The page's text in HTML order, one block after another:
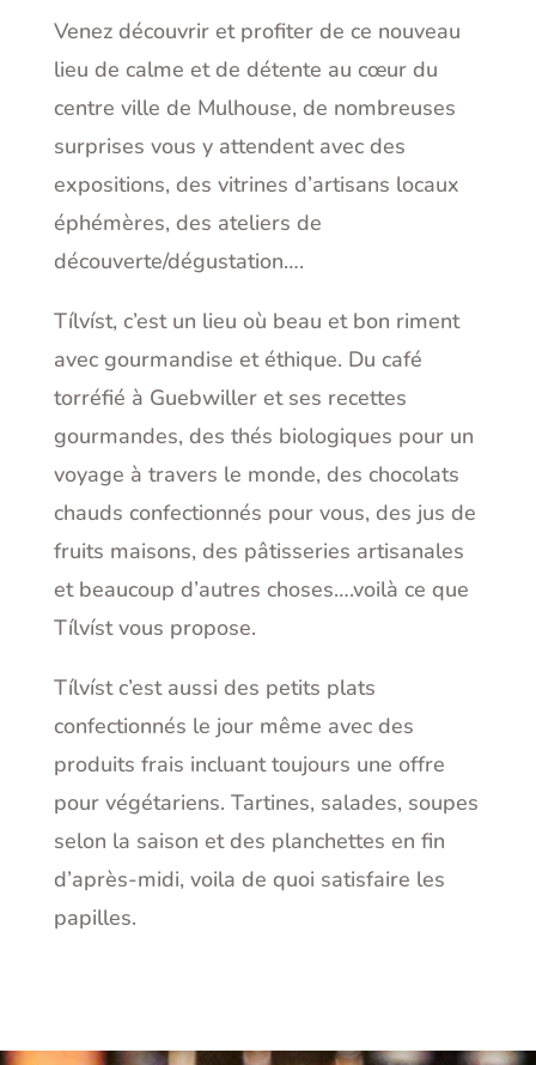
Venez découvrir et profiter de ce nouveau
lieu de calme et de détente au cœur du
centre ville de Mulhouse, de nombreuses
surprises vous y attendent avec des
expositions, des vitrines d’artisans locaux
éphémères, des ateliers de
découverte/dégustation….
Tílvíst, c’est un lieu où beau et bon riment
avec gourmandise et éthique. Du café
torréfié à Guebwiller et ses recettes
gourmandes, des thés biologiques pour un
voyage à travers le monde, des chocolats
chauds confectionnés pour vous, des jus de
fruits maisons, des pâtisseries artisanales
et beaucoup d’autres choses….voilà ce que
Tílvíst vous propose.
Tílvíst c’est aussi des petits plats
confectionnés le jour même avec des
produits frais incluant toujours une offre
pour végétariens. Tartines, salades, soupes
selon la saison et des planchettes en fin
d’après-midi, voila de quoi satisfaire les
papilles.